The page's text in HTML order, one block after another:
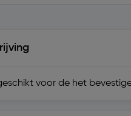
voor de het